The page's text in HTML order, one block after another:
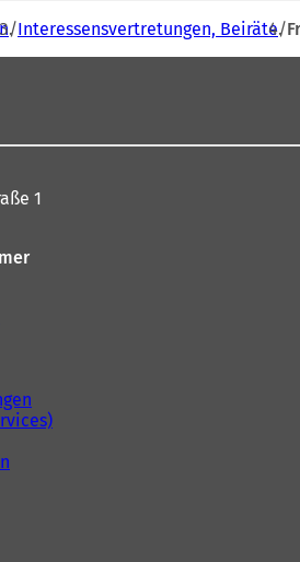
Interessensvertretungen, Beiräte
1